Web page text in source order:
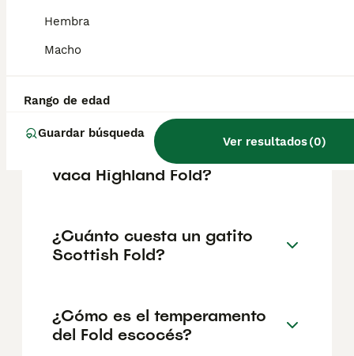
Hembra
Macho
Rango de edad
Guardar búsqueda
Ver resultados(0)
criadores responsables que garanticen la
Informarse bien y comparar opciones antes
¿Cuál es la diferencia entre
una vaca Scottish Fold y una
vaca Highland Fold?
¿Cuánto cuesta un gatito
Scottish Fold?
¿Cómo es el temperamento
del Fold escocés?